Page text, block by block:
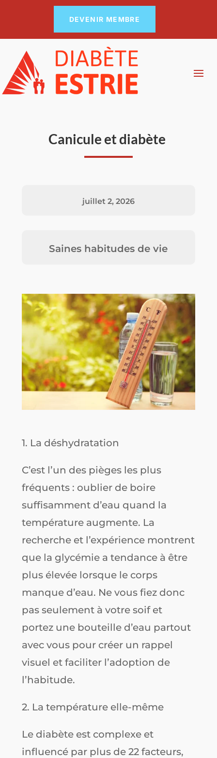
DEVENIR MEMBRE
Canicule et diabète
juillet 2, 2026
Saines habitudes de vie
1. La déshydratation
C’est l’un des pièges les plus
fréquents : oublier de boire
suffisamment d’eau quand la
température augmente. La
recherche et l’expérience montrent
que la glycémie a tendance à être
plus élevée lorsque le corps
manque d’eau. Ne vous fiez donc
pas seulement à votre soif et
portez une bouteille d’eau partout
avec vous pour créer un rappel
visuel et faciliter l’adoption de
l’habitude.
2. La température elle-même
Le diabète est complexe et
influencé par plus de 22 facteurs,